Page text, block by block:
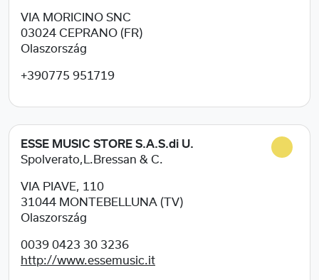
VIA MORICINO SNC
03024 CEPRANO (FR)
Olaszország
+390775 951719
ESSE MUSIC STORE S.A.S.di U.
Spolverato,L.Bressan & C.
VIA PIAVE, 110
31044 MONTEBELLUNA (TV)
Olaszország
0039 0423 30 3236
http://www.essemusic.it